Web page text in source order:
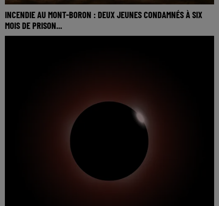
INCENDIE AU MONT-BORON : DEUX JEUNES CONDAMNÉS À SIX
MOIS DE PRISON...